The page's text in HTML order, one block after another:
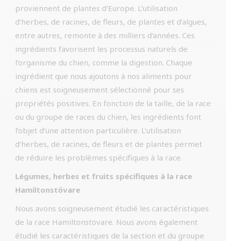
proviennent de plantes d’Europe. L’utilisation
d’herbes, de racines, de fleurs, de plantes et d’algues,
entre autres, remonte à des milliers d’années. Ces
ingrédients favorisent les processus naturels de
l’organisme du chien, comme la digestion. Chaque
ingrédient que nous ajoutons à nos aliments pour
chiens est soigneusement sélectionné pour ses
propriétés positives. En fonction de la taille, de la race
ou du groupe de races du chien, les ingrédients font
l’objet d’une attention particulière. L’utilisation
d’herbes, de racines, de fleurs et de plantes permet
de réduire les problèmes spécifiques à la race.
Légumes, herbes et fruits spécifiques à la race
Hamiltonstövare
Nous avons soigneusement étudié les caractéristiques
de la race Hamiltonstövare. Nous avons également
étudié les caractéristiques de la section et du groupe